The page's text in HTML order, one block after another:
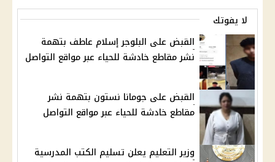
لا يفوتك
القبض على البلوجر إسلام عاطف بتهمة
نشر مقاطع خادشة للحياء عبر مواقع التواصل
القبض على جومانا نستون بتهمة نشر
مقاطع خادشة للحياء عبر مواقع التواصل
وزير التعليم يعلن تسليم الكتب المدرسية